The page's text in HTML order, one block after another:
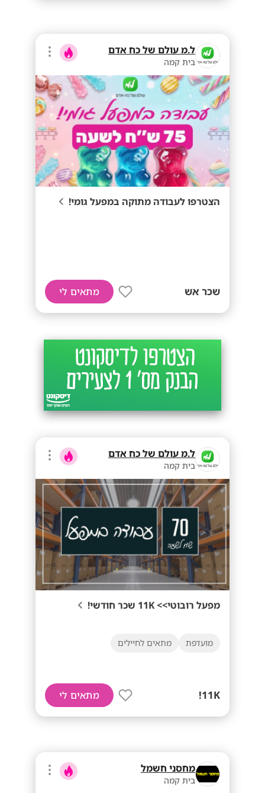
ל.מ עולם של כח אדם
בית קמה
הצטרפו לעבודה מתוקה במפעל גומי!
שכר אש מתאים לי
ל.מ עולם של כח אדם
בית קמה
מפעל רובוטי>> 11K שכר חודשי!
מועדפת מתאים לחיילים
11K! מתאים לי
מחסני חשמל
בית קמה